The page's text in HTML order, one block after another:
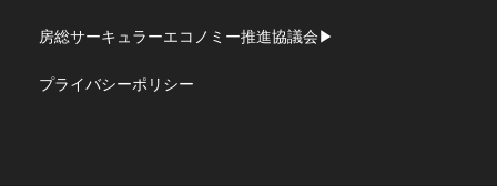
房総サーキュラーエコノミー推進協議会▶︎
プライバシーポリシー